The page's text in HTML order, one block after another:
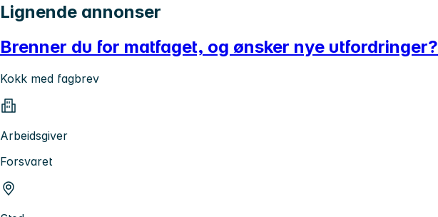
Lignende annonser
Brenner du for matfaget, og ønsker nye utfordringer?
Kokk med fagbrev
Arbeidsgiver
Forsvaret